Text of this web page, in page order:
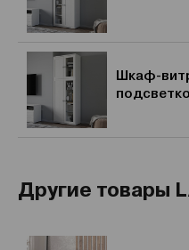
Шкаф-
Другие товары